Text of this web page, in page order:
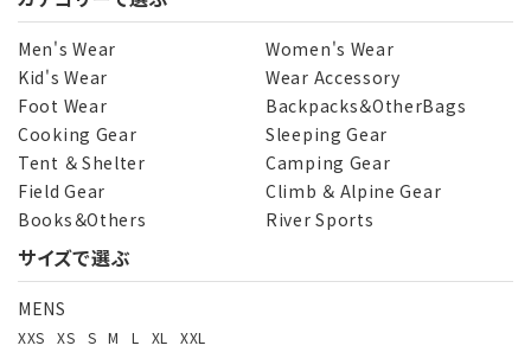
Men's Wear
Women's Wear
Kid's Wear
Wear Accessory
Foot Wear
Backpacks＆OtherBags
Cooking Gear
Sleeping Gear
Tent ＆ Shelter
Camping Gear
Field Gear
Climb ＆ Alpine Gear
Books＆Others
River Sports
サイズで選ぶ
MENS
XXS XS S M L XL XXL